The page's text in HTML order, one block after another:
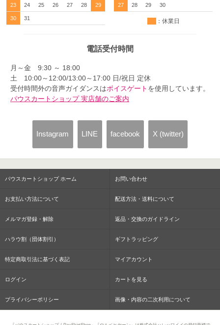
23 24 25 26 27 28 29
30 31
27 28 29 30
：休業日
電話受付時間
月～金 9:30 ～ 18:00
土 10:00～12:00/13:00～17:00 日/祝日 定休
受付時間外の音声ガイダンスはボイスゲート を使用しています。
パウスカートショップ 実店舗のご案内
Instagram LINE facebook X (twitter)
パウスカートショップ ホーム お問い合わせ
お支払い方法について 配送方法・送料について
メルマガ登録・解除 返品・交換のガイドライン
ハラウ割（団体割引） ギフトラッピング
特定商取引法に基づく表記 マイアカウント
ログイン カートを見る
プライバシーポリシー 画像・内容の二次利用について